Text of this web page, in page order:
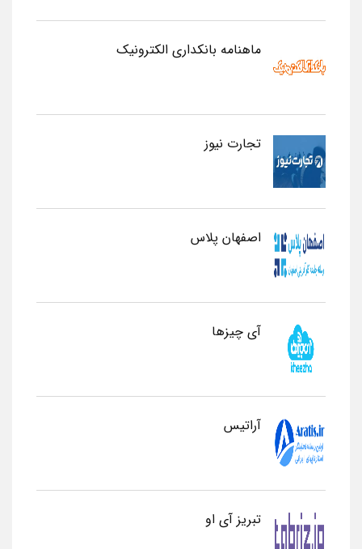
ماهنامه بانکداری الکترونیک
تجارت نیوز
اصفهان پلاس
آی چیزها
آراتیس
تبریز آی او